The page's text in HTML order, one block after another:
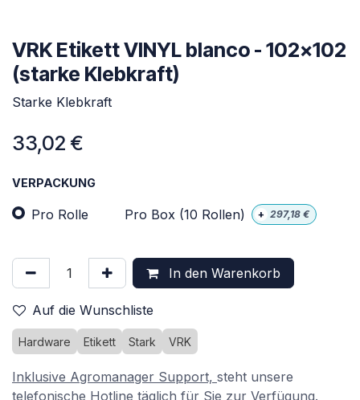
VRK Etikett VINYL blanco - 102x102
(starke Klebkraft)
Starke Klebkraft
33,02 €
VERPACKUNG
Pro Rolle Pro Box (10 Rollen) + 297,18 €
In den Warenkorb
Auf die Wunschliste
Hardware Etikett Stark VRK
Inklusive Agromanager Support, steht unsere
telefonische Hotline täglich für Sie zur Verfügung.